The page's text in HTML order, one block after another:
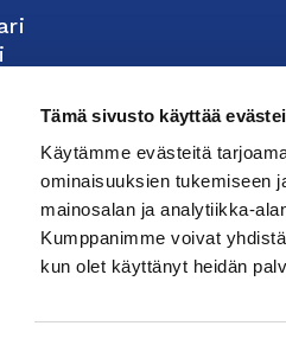
Tämä sivusto käyttää
Käytämme evästeitä
ominaisuuksien tukemiseen
mainosalan ja analytiikka-
Kumppanimme voivat
kun olet käyttänyt heidän
Muuta